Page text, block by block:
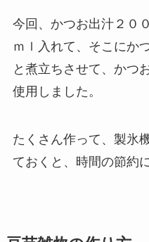
今回、かつお出汁２０
ｍｌ入れて、そこにか
と煮立ちさせて、かつ
使用しました。
たくさん作って、製氷
ておくと、時間の節約